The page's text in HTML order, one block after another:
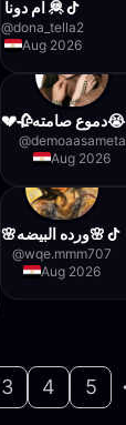
ام دونا 🦧
@dona_tella2
Aug 2026
💔🥀دموع صامته😭
@demoaasameta
Aug 2026
🌸ورده البيضه🌸
@wqe.mmm707
Aug 2026
3 4 5